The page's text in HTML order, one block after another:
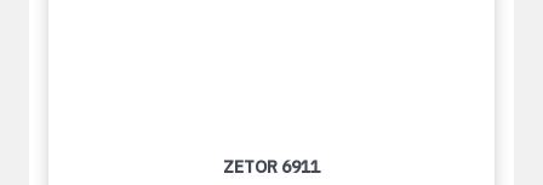
ZETOR 6911